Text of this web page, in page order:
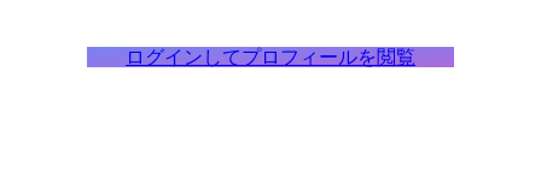
ログインしてプロフィールを閲覧